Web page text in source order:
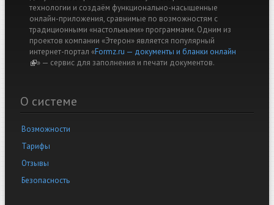
технологии и создаём функционально-насыщенные
онлайн-приложения, сравнимые по возможностям с
традиционными «настольными» программами. Одним из
проектов компании «Этерон» является популярный
интернет-портал «Formz.ru — документы и бланки онлайн
(link is external)
» — cервис для заполнения и печати документов.
О системе
Возможности
Тарифы
Отзывы
Безопасность